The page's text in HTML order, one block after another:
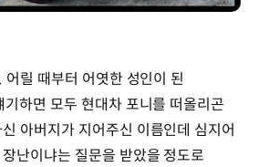
릴 때부터 어엿한 성인이 된
하면 모두 현대차 포니를 떠올리곤
아버지가 지어주신 이름인데 심지어
난이냐는 질문을 받았을 정도로